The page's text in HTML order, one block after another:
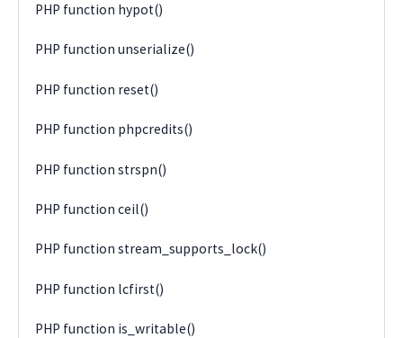
PHP function hypot()
PHP function unserialize()
PHP function reset()
PHP function phpcredits()
PHP function strspn()
PHP function ceil()
PHP function stream_supports_lock()
PHP function lcfirst()
PHP function is_writable()